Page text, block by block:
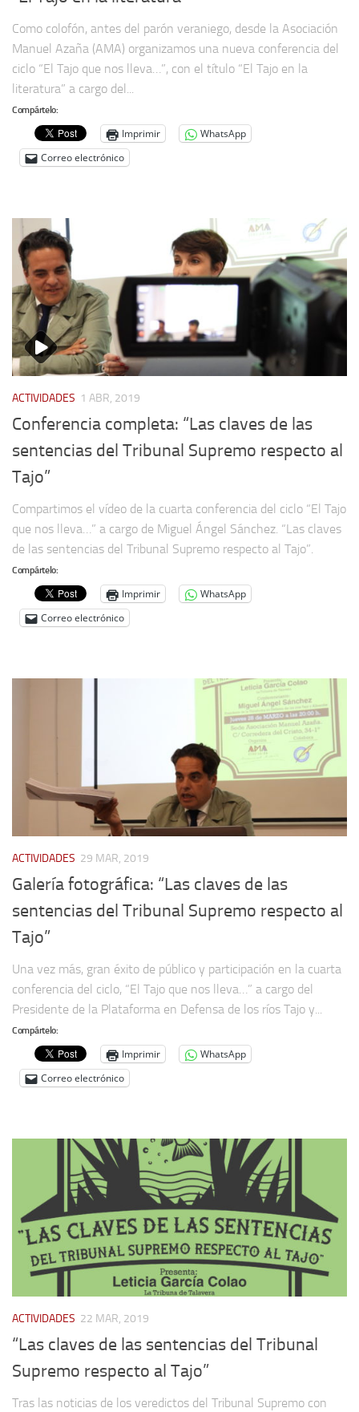
Como colofón, antes del parón veraniego, desde la Asociación
Manuel Azaña (AMA) organizamos una nueva conferencia del
ciclo “El Tajo que nos lleva…”, con el título “El Tajo en la
literatura” a cargo del...
Compártelo:
Imprimir
WhatsApp
Correo electrónico
ACTIVIDADES 1 ABR, 2019
Conferencia completa: “Las claves de las
sentencias del Tribunal Supremo respecto al
Tajo”
Compartimos el vídeo de la cuarta conferencia del ciclo “El Tajo
que nos lleva…” a cargo de Miguel Ángel Sánchez. “Las claves
de las sentencias del Tribunal Supremo respecto al Tajo”.
Compártelo:
Imprimir
WhatsApp
Correo electrónico
ACTIVIDADES 29 MAR, 2019
Galería fotográfica: “Las claves de las
sentencias del Tribunal Supremo respecto al
Tajo”
Una vez más, gran éxito de público y participación en la cuarta
conferencia del ciclo, “El Tajo que nos lleva…” a cargo del
Presidente de la Plataforma en Defensa de los ríos Tajo y...
Compártelo:
Imprimir
WhatsApp
Correo electrónico
ACTIVIDADES 22 MAR, 2019
“Las claves de las sentencias del Tribunal
Supremo respecto al Tajo”
Tras las noticias de los veredictos del Tribunal Supremo con